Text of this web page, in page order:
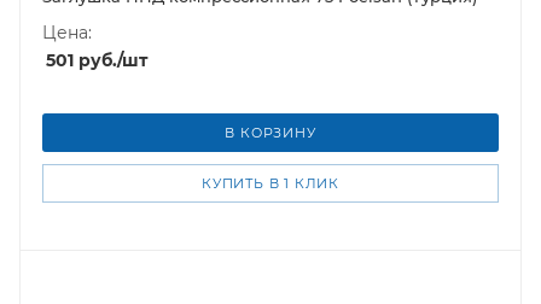
Цена:
501 руб./шт
В КОРЗИНУ
КУПИТЬ В 1 КЛИК